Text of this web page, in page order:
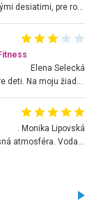
Nádherné miesto ktoré odporúčam navštíviť všetkými desiatimi, pre rodiny s deťmi, dôchodcom... Proste a jednoducho ozaj rozprávkový les.. určite ešte prídeme. Odniesli sme si na pamiatku krásne tričká,
Elena Selecká
. Monika Lipovská
Úžasné prostredie, napriek tomu, že je malé. Úžasná atmosféra. Voda fantastická a nádherná. Ľudí je pomerne veľa, ale su mili a ohľaduplní. Je veľmi zaujímavé sledovať, ako dokážu spolu športovať cudzí ľudia a bez ohľadu na vek. Vládne tu pohoda. Vnuka neviem dostať z vody. Ďakujem za krásny deň . Urcite sa sem vrátim. Jediný problém je s parkovaním, ale aj ten sa mi podarilo vyriešiť. Monika Bratislava